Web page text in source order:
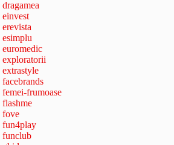
dragamea
einvest
erevista
esimplu
euromedic
exploratorii
extrastyle
facebrands
femei-frumoase
flashme
fove
fun4play
funclub